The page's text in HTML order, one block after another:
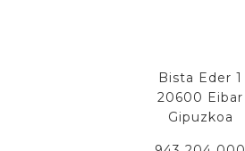
Bista Eder 1
20600 Eibar
Gipuzkoa